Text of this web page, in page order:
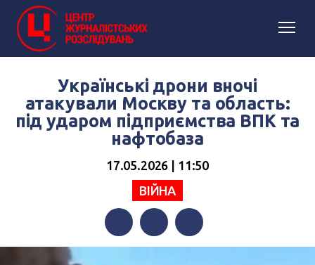
Українські дрони вночі
атакували Москву та область:
під ударом підприємства ВПК та
нафтобаза
17.05.2026 | 11:50
ВІЙНА
FacebookTwitterTelegram